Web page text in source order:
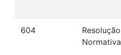
604
Resolução
Normativa